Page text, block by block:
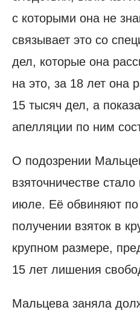
с которыми она не
связывает это со
дел, которые она
на это, за 18 лет она
15 тысяч дел, а
апелляции по ним
О подозрении
взяточничестве
июле. Её обвиняют
получении взяток в
крупном размере,
15 лет лишения
Мальцева заняла